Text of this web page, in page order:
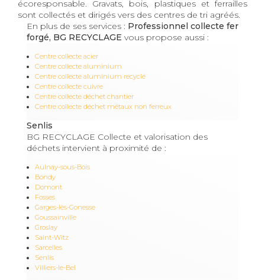
écoresponsable. Gravats, bois, plastiques et ferrailles
sont collectés et dirigés vers des centres de tri agréés.
En plus de ses services : Professionnel collecte fer
forgé, BG RECYCLAGE vous propose aussi :
Centre collecte acier
Centre collecte aluminium
Centre collecte aluminium recyclé
Centre collecte cuivre
Centre collecte déchet chantier
Centre collecte déchet métaux non ferreux
Senlis
BG RECYCLAGE Collecte et valorisation des
déchets intervient à proximité de :
Aulnay-sous-Bois
Bondy
Domont
Fosses
Garges-lès-Gonesse
Goussainville
Groslay
Saint-Witz
Sarcelles
Senlis
Villiers-le-Bel